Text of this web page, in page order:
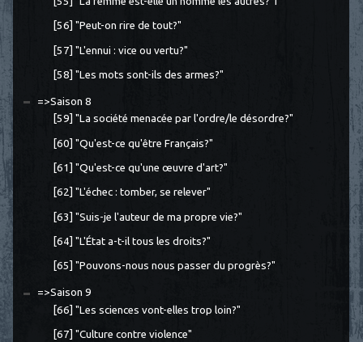
[56] "Peut-on rire de tout?"
[57] "L'ennui : vice ou vertu?"
[58] "Les mots sont-ils des armes?"
=>Saison 8
[59] "La société menacée par l'ordre/le désordre?"
[60] "Qu'est-ce qu'être Français?"
[61] "Qu'est-ce qu'une œuvre d'art?"
[62] "L'échec : tomber, se relever"
[63] "Suis-je l'auteur de ma propre vie?"
[64] "L'État a-t-il tous les droits?"
[65] "Pouvons-nous nous passer du progrès?"
=>Saison 9
[66] "Les sciences vont-elles trop loin?"
[67] "Culture contre violence"